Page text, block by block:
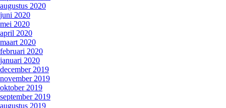
augustus 2020
juni 2020
mei 2020
april 2020
maart 2020
februari 2020
januari 2020
december 2019
november 2019
oktober 2019
september 2019
augustus 2019